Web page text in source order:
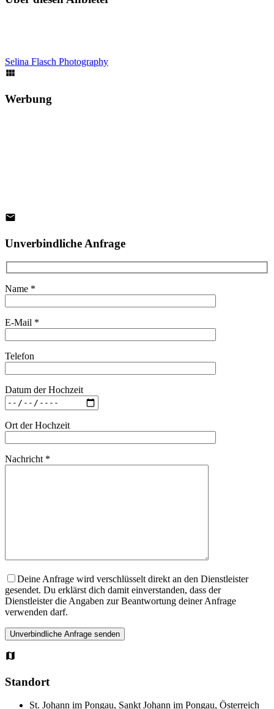
Selina Flasch Photography
Werbung
Unverbindliche Anfrage
Name *
E-Mail *
Telefon
Datum der Hochzeit
Ort der Hochzeit
Nachricht *
Deine Anfrage wird verschlüsselt direkt an den Dienstleister
gesendet. Du erklärst dich damit einverstanden, dass der
Dienstleister die Angaben zur Beantwortung deiner Anfrage
verwenden darf.
Standort
St. Johann im Pongau, Sankt Johann im Pongau, Österreich